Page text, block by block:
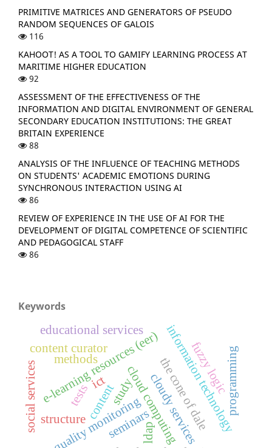
PRIMITIVE MATRICES AND GENERATORS OF PSEUDO
RANDOM SEQUENCES OF GALOIS
116
KAHOOT! AS A TOOL TO GAMIFY LEARNING PROCESS AT
MARITIME HIGHER EDUCATION
92
ASSESSMENT OF THE EFFECTIVENESS OF THE
INFORMATION AND DIGITAL ENVIRONMENT OF GENERAL
SECONDARY EDUCATION INSTITUTIONS: THE GREAT
BRITAIN EXPERIENCE
88
ANALYSIS OF THE INFLUENCE OF TEACHING METHODS
ON STUDENTS' ACADEMIC EMOTIONS DURING
SYNCHRONOUS INTERACTION USING AI
86
REVIEW OF EXPERIENCE IN THE USE OF AI FOR THE
DEVELOPMENT OF DIGITAL COMPETENCE OF SCIENTIFIC
AND PEDAGOGICAL STAFF
86
Keywords
seminars
e-learning resources (eer)the cone of dale
information technology
cloud computing
cloudy services
educational services
quality monitoring
programming
study
content curator
social services
methods fuzzy logic
ldap
content
structure
tests
ict